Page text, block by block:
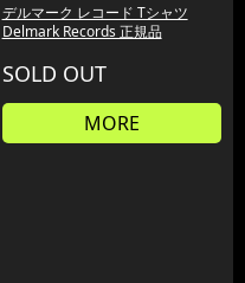
デルマーク レコード Tシャツ
Delmark Records 正規品
SOLD OUT
MORE